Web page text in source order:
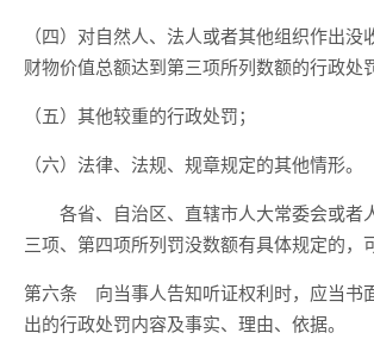
（四）对自然人、法人或者其他组织作出没
财物价值总额达到第三项所列数额的行政处
（五）其他较重的行政处罚；
（六）法律、法规、规章规定的其他情形。
各省、自治区、直辖市人大常委会或者
三项、第四项所列罚没数额有具体规定的，
第六条 向当事人告知听证权利时，应当书
出的行政处罚内容及事实、理由、依据。